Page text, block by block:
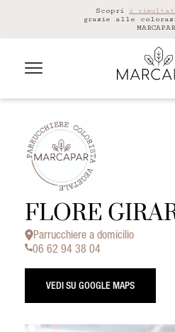
Scopri i
grazie alle
FLORE
Parrucchiere a domicilio
06 62 94 38 04
VEDI SU GOOGLE MAPS